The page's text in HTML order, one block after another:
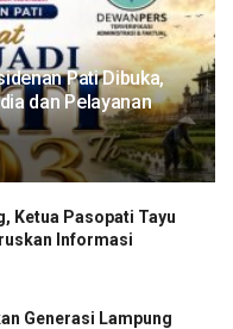
Pati Dibuka,
dan Pelayanan
Ketua Pasopati Tayu
Informasi
Generasi Lampung